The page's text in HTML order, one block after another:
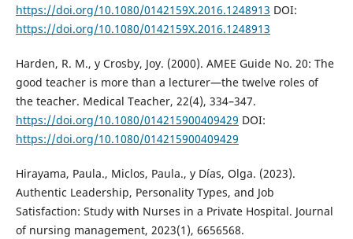
https://doi.org/10.1080/0142159X.2016.1248913 DOI:
https://doi.org/10.1080/0142159X.2016.1248913
Harden, R. M., y Crosby, Joy. (2000). AMEE Guide No. 20: The
good teacher is more than a lecturer—the twelve roles of
the teacher. Medical Teacher, 22(4), 334–347.
https://doi.org/10.1080/014215900409429 DOI:
https://doi.org/10.1080/014215900409429
Hirayama, Paula., Miclos, Paula., y Días, Olga. (2023).
Authentic Leadership, Personality Types, and Job
Satisfaction: Study with Nurses in a Private Hospital. Journal
of nursing management, 2023(1), 6656568.